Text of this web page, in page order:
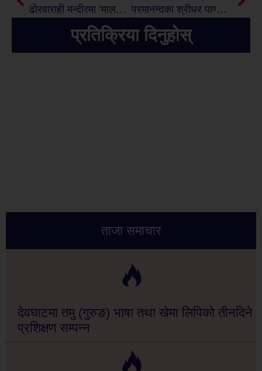
ढोरवाराही मन्दीरमा ‘मालती मंगले’ को शुभसाईत परमानन्दका श्रीधर पाण्डेयलाई नगद रु.५१ हजार सहित विनाजा पुरस्कारद्वारा सम्मान
प्रतिक्रिया दिनुहोस्
ताजा समाचार
देवघाटमा तमु (गुरुङ) भाषा तथा खेमा लिपिको तीनदिने
प्रशिक्षण सम्पन्न